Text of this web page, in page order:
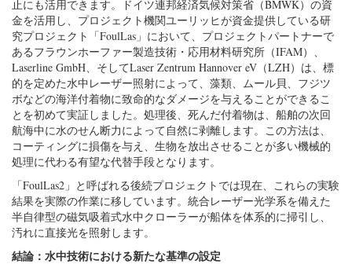
止にも活用できます。ドイツ連邦経済気候対策省（BMWK）の資
金を活用し、プロジェクト機関ユーリッヒが資金提供している研
究プロジェクト「FoulLas」において、プロジェクトパートナーで
あるフラウンホーファー製造技術・応用材料研究所（IFAM）、
Laserline GmbH、そしてLaser Zentrum Hannover eV（LZH）は、標
的を定めた水中レーザー照射によって、藻類、ムール貝、フジツ
ボなどの海洋付着物に致命的なダメージを与えることができるこ
とを初めて実証しました。処理後、死んだ付着物は、船舶の次回
航海中に水のせん断力によって自然に剥離します。この方法は、
コーティングに損傷を与え、生物を放出させることが多い機械的
処理に代わる有望な代替手段となります。
「FoulLas2」と呼ばれる後続プロジェクトでは現在、これらの実験
結果を実際の作業に移しています。統合レーザー光学系を備えた
半自律型の磁気吸着式水中クローラーが船体を体系的に掃引し、
汚れに直接光を照射します。
結論：水中技術における新たな基準の設定